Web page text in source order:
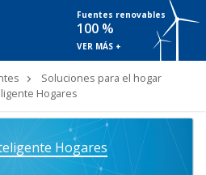
Fuentes renovables
100 %
VER MÁS +
Soluciones para el hogar
Hogares
Hogares